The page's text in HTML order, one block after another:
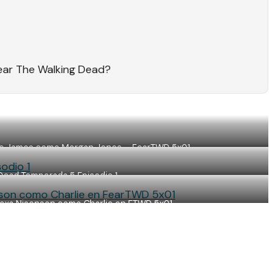
The Walking Dead?
como Morgan Jones – FearTWD 5x01
Temporada 5 Episodio 1
Nisenson como Charlie en FTWD 5x01